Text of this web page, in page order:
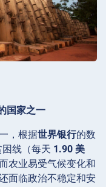
国家之一
，根据世界银行的数
线（每天 1.90 美
农业易受气候变化和
面临政治不稳定和安